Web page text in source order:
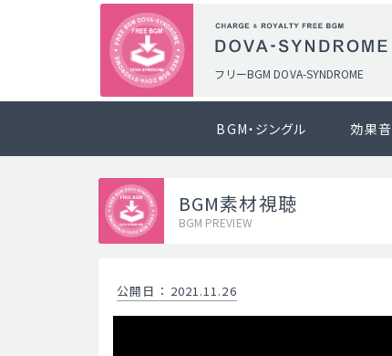
フリーBGM DOVA-SYNDROME
BGM・ジングル 効果音
BGM素材視聴
BGM PREVIEW
公開日 ： 2021.11.26